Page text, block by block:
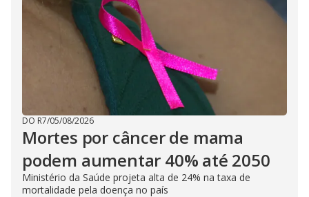
DO R7/05/08/2026
Mortes por câncer de mama
podem aumentar 40% até 2050
Ministério da Saúde projeta alta de 24% na taxa de
mortalidade pela doença no país